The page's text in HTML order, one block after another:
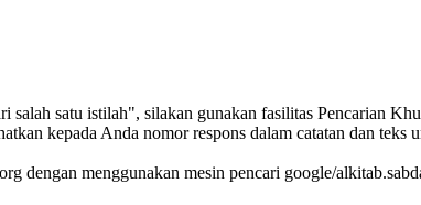
satu istilah", silakan gunakan fasilitas Pencarian
kepada Anda nomor respons dalam catatan dan
dengan menggunakan mesin pencari google/